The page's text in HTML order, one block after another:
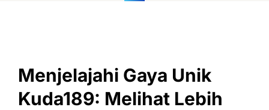
Menjelajahi Gaya Unik
Kuda189: Melihat Lebih